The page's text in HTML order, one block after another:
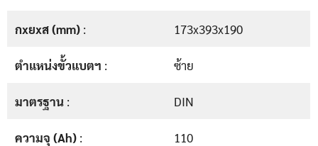
กxยxส (mm) : 173x393x190
ตำแหน่งขั้วแบตฯ : ซ้าย
มาตรฐาน : DIN
ความจุ (Ah) : 110